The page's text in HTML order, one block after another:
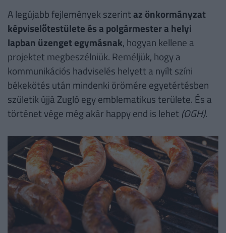
A legújabb fejlemények szerintaz önkormányzat
képviselőtestülete és a polgármester a helyi
lapban üzenget egymásnak, hogyan kellene a
projektet megbeszélniük. Reméljük, hogy a
kommunikációs hadviselés helyett a nyílt színi
békekötés után mindenki örömére egyetértésben
születik újjá Zugló egy emblematikus területe. És a
történet vége még akár happy end is lehet (OGH).